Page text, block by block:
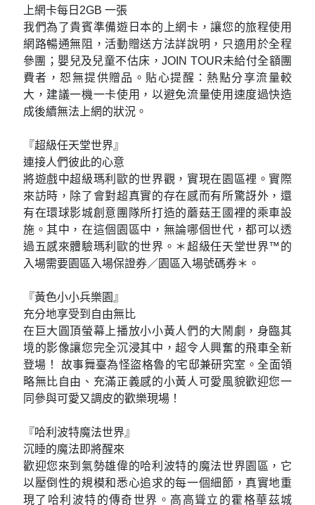
上網卡每日2GB 一張
我們為了貴賓準備遊日本的上網卡，讓您的旅程使用
網路暢通無阻，活動贈送方法詳說明，只適用於全程
參團；嬰兒及兒童不估床，JOIN TOUR未給付全額團
費者，恕無提供贈品。貼心提醒：熱點分享流量較
大，建議一機一卡使用，以避免流量使用速度過快造
成後續無法上網的狀況。
『超級任天堂世界』
連接人們彼此的心意
將遊戲中超級瑪利歐的世界觀，實現在園區裡。實際
來訪時，除了會對超真實的存在感而有所驚訝外，還
有在環球影城創意團隊所打造的蘑菇王國裡的乘車設
施。其中，在這個園區中，無論哪個世代，都可以透
過五感來體驗瑪利歐的世界。＊超級任天堂世界™的
入場需要園區入場保證券／園區入場號碼券＊。
『黃色小小兵樂園』
充分地享受到自由無比
在巨大圓頂螢幕上播放小小黃人們的大鬧劇，身臨其
境的影像讓您完全沉浸其中，超令人興奮的飛車全新
登場！ 故事舞臺為怪盜格魯的宅邸兼研究室。全面領
略無比自由、充滿正義感的小黃人可愛風貌歡迎您一
同參與可愛又調皮的歡樂現場！
『哈利波特魔法世界』
沉睡的魔法即將醒來
歡迎您來到氣勢雄偉的哈利波特的魔法世界園區，它
以壓倒性的規模和悉心追求的每一個細節，真實地重
現了哈利波特的傳奇世界。高高聳立的霍格華茲城